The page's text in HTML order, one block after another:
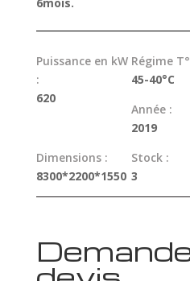
Puissance en kW
:
620
Régime
45-40°C
Année :
2019
Dimensions :
8300*2200*1550
Stock :
3